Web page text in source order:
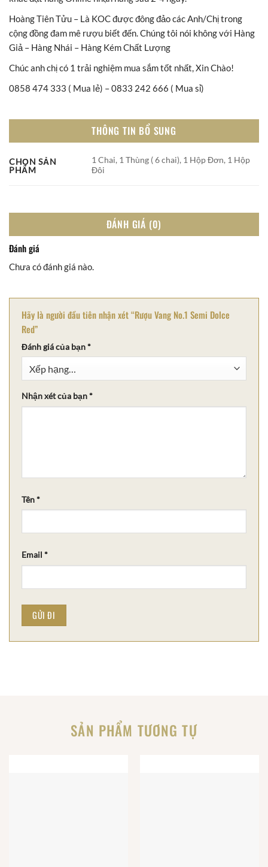
Hoàng Tiên Tửu – Là KOC được đông đảo các Anh/Chị trong
cộng đồng đam mê rượu biết đến. Chúng tôi nói không với Hàng
Giả – Hàng Nhái – Hàng Kém Chất Lượng
Chúc anh chị có 1 trải nghiệm mua sắm tốt nhất, Xin Chào!
0858 474 333 ( Mua lẻ) – 0833 242 666 ( Mua sỉ)
THÔNG TIN BỔ SUNG
CHỌN SẢN
PHẨM
1 Chai, 1 Thùng ( 6 chai), 1 Hộp Đơn, 1 Hộp
Đôi
ĐÁNH GIÁ (0)
Đánh giá
Chưa có đánh giá nào.
Hãy là người đầu tiên nhận xét “Rượu Vang No.1 Semi Dolce
Red”
Đánh giá của bạn*
Nhận xét của bạn*
Tên*
Email *
SẢN PHẨM TƯƠNG TỰ